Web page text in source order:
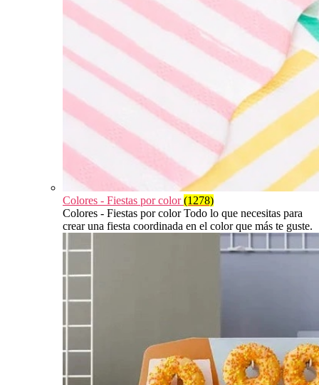
Colores - Fiestas por color(1278)
Colores - Fiestas por color Todo lo que necesitas para
crear una fiesta coordinada en el color que más te guste.